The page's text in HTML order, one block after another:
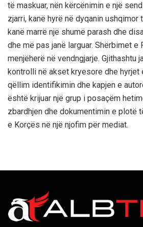
të maskuar, nën kërcënimin e një
zjarri, kanë hyrë në dyqanin ushqimor
kanë marrë një shumë parash dhe
dhe më pas janë larguar. Shërbimet
menjëherë në vendngjarje. Gjithashtu
kontrolli në akset kryesore dhe hyrjet
qëllim identifikimin dhe kapjen e
është krijuar një grup i posaçëm
zbardhjen dhe dokumentimin e plotë
e Korçës në një njofim për mediat.